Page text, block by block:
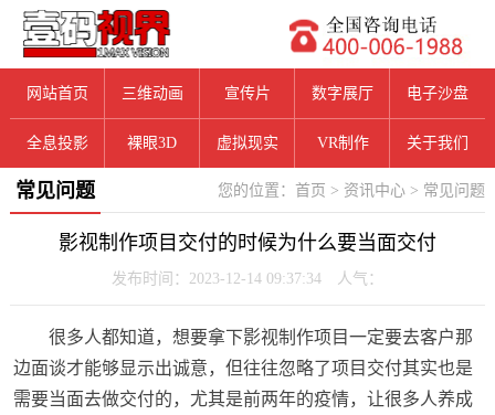
网站首页 三维动画 宣传片 数字展厅 电子沙盘
全息投影 裸眼3D 虚拟现实 VR制作 关于我们
您的位置： 首页 > 资讯中心 > 常见问题
常见问题
影视制作项目交付的时候为什么要当面交付
发布时间：2023-12-14 09:37:34 人气：
很多人都知道，想要拿下影视制作项目一定要去客户那
边面谈才能够显示出诚意，但往往忽略了项目交付其实也是
需要当面去做交付的，尤其是前两年的疫情，让很多人养成